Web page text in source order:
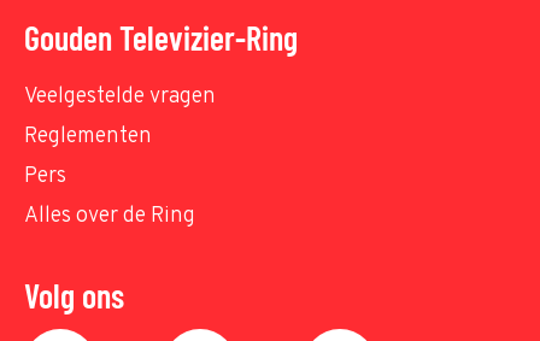
Gouden Televizier-Ring
Veelgestelde vragen
Reglementen
Pers
Alles over de Ring
Volg ons